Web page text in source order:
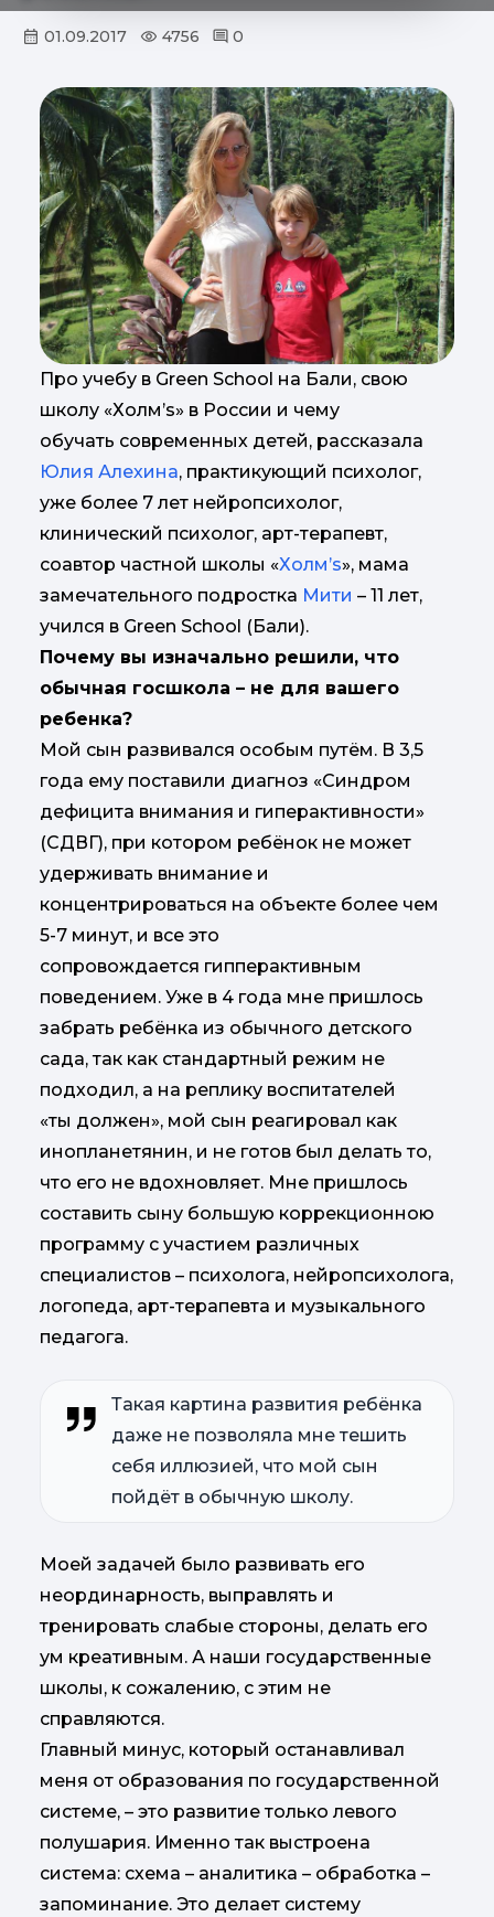
01.09.2017 4756 0
Про учебу в Green School на Бали, свою
школу «Холм’s» в России и чему
обучать современных детей, рассказала
Юлия Алехина, практикующий психолог,
уже более 7 лет нейропсихолог,
клинический психолог, арт-терапевт,
соавтор частной школы «Холм’s», мама
замечательного подростка Мити – 11 лет,
учился в Green School (Бали).
Почему вы изначально решили, что
обычная госшкола – не для вашего
ребенка?
Мой сын развивался особым путём. В 3,5
года ему поставили диагноз «Синдром
дефицита внимания и гиперактивности»
(СДВГ), при котором ребёнок не может
удерживать внимание и
концентрироваться на объекте более чем
5-7 минут, и все это
сопровождается гипперактивным
поведением. Уже в 4 года мне пришлось
забрать ребёнка из обычного детского
сада, так как стандартный режим не
подходил, а на реплику воспитателей
«ты должен», мой сын реагировал как
инопланетянин, и не готов был делать то,
что его не вдохновляет. Мне пришлось
составить сыну большую коррекционною
программу с участием различных
специалистов – психолога, нейропсихолога,
логопеда, арт-терапевта и музыкального
педагога.
Такая картина развития ребёнка
даже не позволяла мне тешить
себя иллюзией, что мой сын
пойдёт в обычную школу.
Моей задачей было развивать его
неординарность, выправлять и
тренировать слабые стороны, делать его
ум креативным. А наши государственные
школы, к сожалению, с этим не
справляются.
Главный минус, который останавливал
меня от образования по государственной
системе, – это развитие только левого
полушария. Именно так выстроена
система: схема – аналитика – обработка –
запоминание. Это делает систему